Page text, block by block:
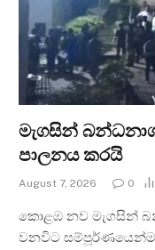
මැගසින්
පාලනය කරයි
August 7, 2026 0
කොළඹ නව මැගසින්
වනවිට සම්පූර්ණයෙන්ම